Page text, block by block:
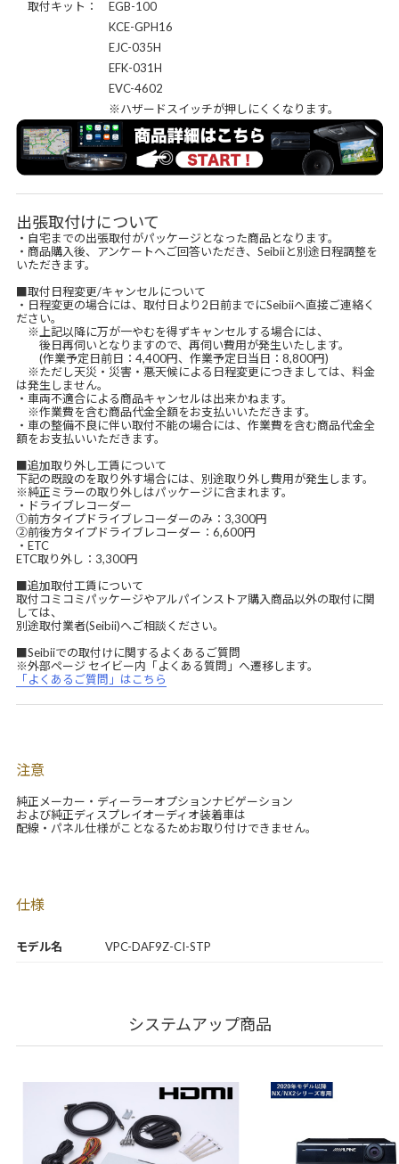
モデル名 VPC-DAF9Z-CI-STP
取付キット： EGB-100
KCE-GPH16
EJC-035H
EFK-031H
EVC-4602
※ハザードスイッチが押しにくくなります。
出張取付けについて
・自宅までの出張取付がパッケージとなった商品となります。
・商品購入後、アンケートへご回答いただき、Seibiiと別途日程調整を
いただきます。
■取付日程変更/キャンセルについて
・日程変更の場合には、取付日より2日前までにSeibiiへ直接ご連絡く
ださい。
※上記以降に万が一やむを得ずキャンセルする場合には、
後日再伺いとなりますので、再伺い費用が発生いたします。
(作業予定日前日：4,400円、作業予定日当日：8,800円)
※ただし天災・災害・悪天候による日程変更につきましては、料金
は発生しません。
・車両不適合による商品キャンセルは出来かねます。
※作業費を含む商品代金全額をお支払いいただきます。
・車の整備不良に伴い取付不能の場合には、作業費を含む商品代金全
額をお支払いいただきます。
■追加取り外し工賃について
下記の既設のを取り外す場合には、別途取り外し費用が発生します。
※純正ミラーの取り外しはパッケージに含まれます。
・ドライブレコーダー
①前方タイプドライブレコーダーのみ：3,300円
②前後方タイプドライブレコーダー：6,600円
・ETC
ETC取り外し：3,300円
■追加取付工賃について
取付コミコミパッケージやアルパインストア購入商品以外の取付に関
しては、
別途取付業者(Seibii)へご相談ください。
■Seibiiでの取付けに関するよくあるご質問
※外部ページ セイビー内「よくある質問」へ遷移します。
「よくあるご質問」はこちら
注意
純正メーカー・ディーラーオプションナビゲーション
および純正ディスプレイオーディオ装着車は
配線・パネル仕様がことなるためお取り付けできません。
仕様
システムアップ商品